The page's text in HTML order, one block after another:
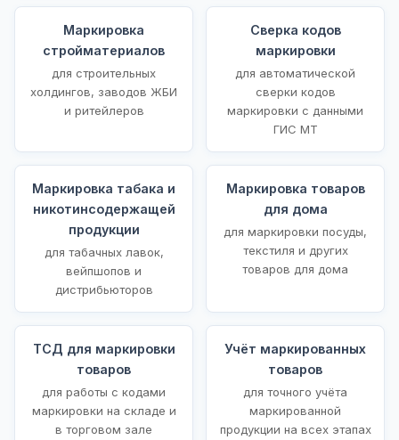
Маркировка
стройматериалов
для строительных
холдингов, заводов ЖБИ
и ритейлеров
Сверка кодов
маркировки
для автоматической
сверки кодов
маркировки с данными
ГИС МТ
Маркировка табака и
никотинсодержащей
продукции
для табачных лавок,
вейпшопов и
дистрибьюторов
Маркировка товаров
для дома
для маркировки посуды,
текстиля и других
товаров для дома
ТСД для маркировки
товаров
для работы с кодами
маркировки на складе и
в торговом зале
Учёт маркированных
товаров
для точного учёта
маркированной
продукции на всех этапах